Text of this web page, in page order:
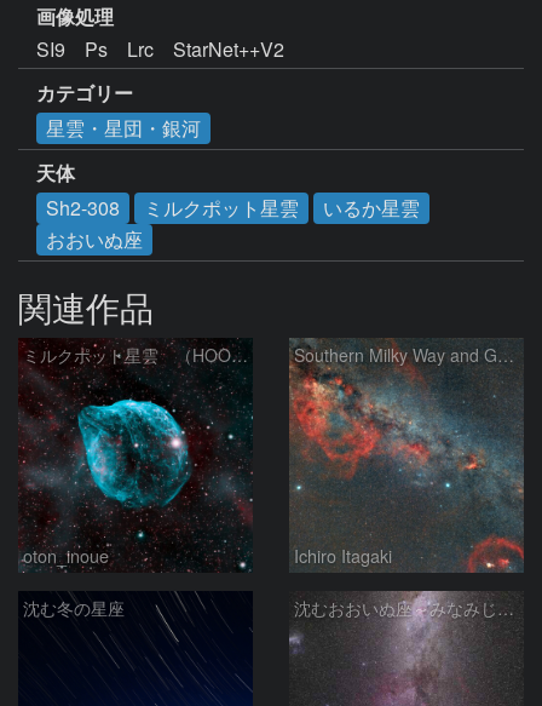
画像処理
SI9　Ps　Lrc　StarNet++V2
カテゴリー
星雲・星団・銀河
天体
Sh2-308
ミルクポット星雲
いるか星雲
おおいぬ座
関連作品
ミルクポット星雲 （HOO合成）
oton_inoue
Southern Milky Way and Gum Nebula
Ichiro Itagaki
沈む冬の星座 沈むおおいぬ座～みなみじゅうじ座の天の川